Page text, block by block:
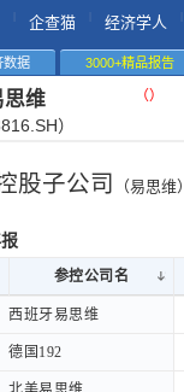
企查猫 经济学人
数据 3000+精品报告
思维
）
（）
股子公司 （易思维
参控公司名
参控公司名
西班牙易思维
德国192
参控公司名
西班牙易思维
德国192